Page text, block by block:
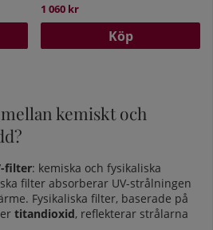
1 060 kr
Köp
kemiskt och
filter: kemiska och fysikaliska
filter absorberar UV-strålningen
Fysikaliska filter, baserade på
titandioxid, reflekterar strålarna